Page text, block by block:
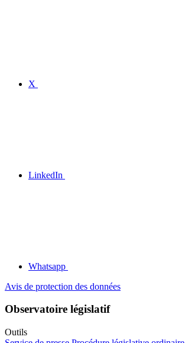
X
LinkedIn
Whatsapp
Avis de protection des données
Observatoire législatif
Outils